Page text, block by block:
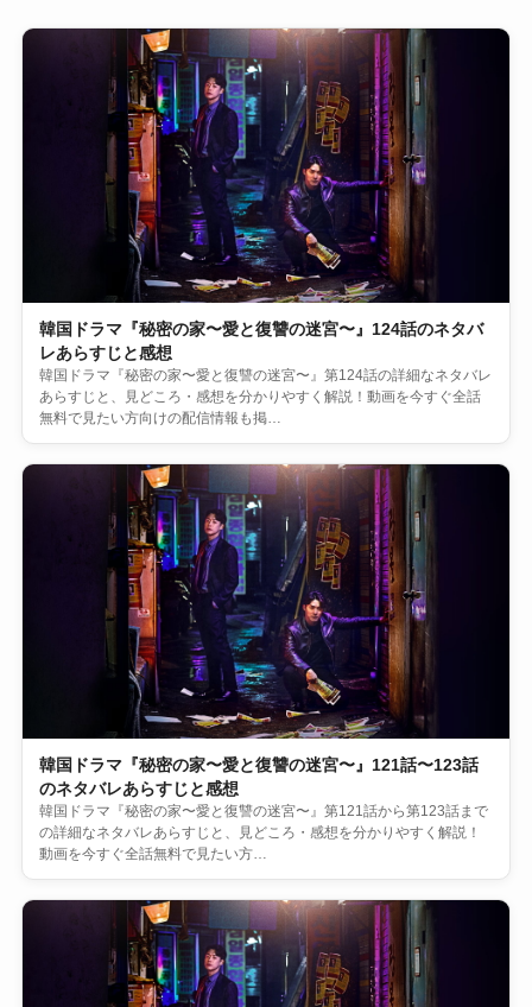
韓国ドラマ『秘密の家〜愛と復讐の迷宮〜』124話のネタバ
レあらすじと感想
韓国ドラマ『秘密の家〜愛と復讐の迷宮〜』第124話の詳細なネタバレ
あらすじと、見どころ・感想を分かりやすく解説！動画を今すぐ全話
無料で見たい方向けの配信情報も掲…
韓国ドラマ『秘密の家〜愛と復讐の迷宮〜』121話〜123話
のネタバレあらすじと感想
韓国ドラマ『秘密の家〜愛と復讐の迷宮〜』第121話から第123話まで
の詳細なネタバレあらすじと、見どころ・感想を分かりやすく解説！
動画を今すぐ全話無料で見たい方…